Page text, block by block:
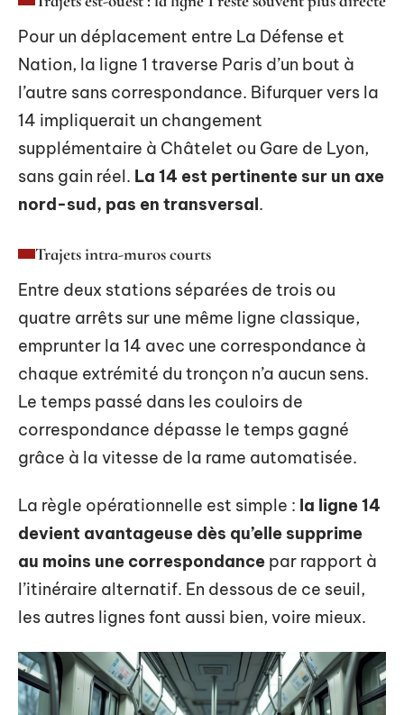
Pour un déplacement entre La Défense et
Nation, la ligne 1 traverse Paris d’un bout à
l’autre sans correspondance. Bifurquer vers la
14 impliquerait un changement
supplémentaire à Châtelet ou Gare de Lyon,
sans gain réel. La 14 est pertinente sur un axe
nord-sud, pas en transversal.
Trajets intra-muros courts
Entre deux stations séparées de trois ou
quatre arrêts sur une même ligne classique,
emprunter la 14 avec une correspondance à
chaque extrémité du tronçon n’a aucun sens.
Le temps passé dans les couloirs de
correspondance dépasse le temps gagné
grâce à la vitesse de la rame automatisée.
La règle opérationnelle est simple : la ligne 14
devient avantageuse dès qu’elle supprime
au moins une correspondance par rapport à
l’itinéraire alternatif. En dessous de ce seuil,
les autres lignes font aussi bien, voire mieux.